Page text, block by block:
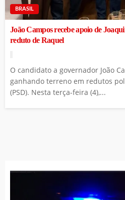
BRASIL
João Campos recebe apoio de
reduto de Raquel
O candidato a governador João
ganhando terreno em redutos
(PSD). Nesta terça-feira (4),...